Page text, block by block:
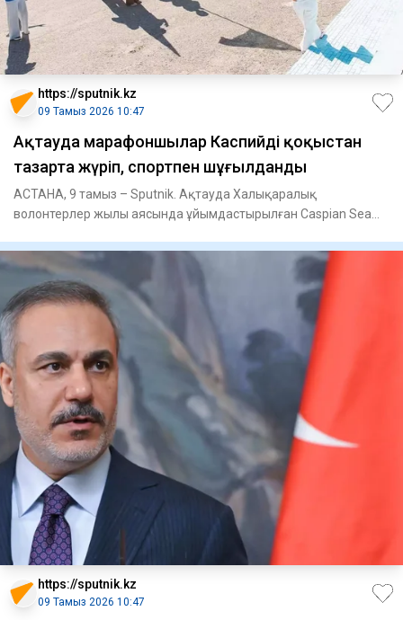
https://sputnik.kz
09 Тамыз 2026 10:47
Ақтауда марафоншылар Каспийді қоқыстан
тазарта жүріп, спортпен шұғылданды
АСТАНА, 9 тамыз – Sputnik. Ақтауда Халықаралық
волонтерлер жылы аясында ұйымдастырылған Caspian Sea
https://sputnik.kz
09 Тамыз 2026 10:47